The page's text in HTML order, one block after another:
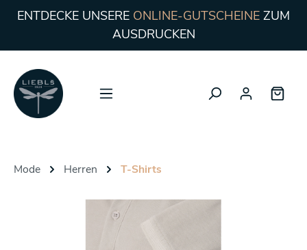
ENTDECKE UNSERE ONLINE-GUTSCHEINE ZUM
AUSDRUCKEN
Mode Herren T-Shirts